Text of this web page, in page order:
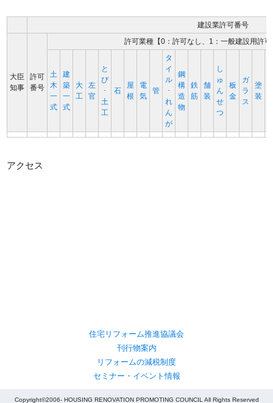
建設業許可番号
大臣
知事
許可
番号
許可業種【0：許可なし、1：一般建設用許
土
木
一
式
建
築
一
式
大
工
左
官
と
び
･
土
工
石
屋
根
電
気
管
タ
イ
ル
･
れ
ん
が
鋼
構
造
物
鉄
筋
舗
装
し
ゅ
ん
せ
つ
板
金
ガ
ラ
ス
塗
装
アクセス
住宅リフォーム推進協議会
刊行物案内
リフォームの減税制度
セミナー・イベント情報
Copyright©2006- HOUSING RENOVATION PROMOTING COUNCIL All Rights Reserved